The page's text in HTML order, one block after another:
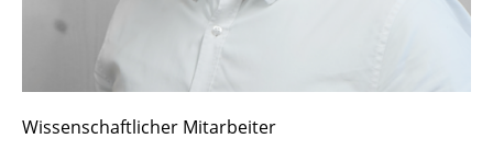
Wissenschaftlicher Mitarbeiter